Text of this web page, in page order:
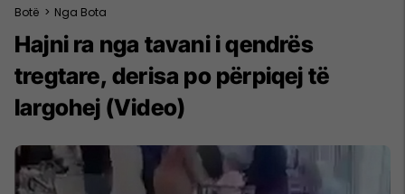
Botë > Nga Bota
Hajni ra nga tavani i qendrës
tregtare, derisa po përpiqej të
largohej (Video)